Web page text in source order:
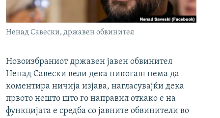
Ненад Савески, државен обвинител
Новоизбраниот државен јавен обвинител
Ненад Савески вели дека никогаш нема да
коментира ничија изјава, нагласувајќи дека
првото нешто што го направил откако е на
функцијата е средба со јавните обвинители во